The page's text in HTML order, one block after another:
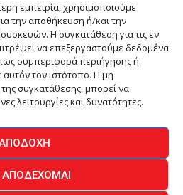
εμπειρία, χρησιμοποιούμε
την αποθήκευση ή/και την
Η συγκατάθεση για τις εν
να επεξεργαστούμε δεδομένα
συμπεριφορά περιήγησης ή
τον ιστότοπο. Η μη
συγκατάθεσης, μπορεί να
λειτουργίες και δυνατότητες.
ΑΠΟΔΈΧΟΜΑΙ
Θ ΚΑΙ ΣΙΑ ΜΟΝΟΠΡΟΣΩΠΗ ΙΚΕ